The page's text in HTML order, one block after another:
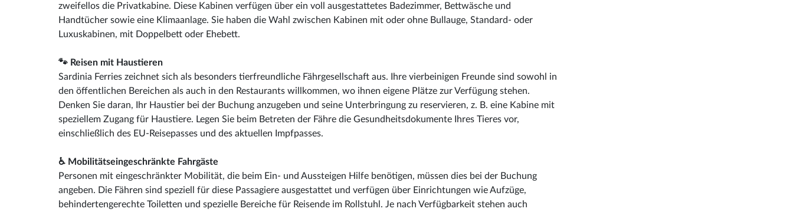
zweifellos die Privatkabine. Diese Kabinen verfügen über ein voll ausgestattetes Badezimmer, Bettwäsche und
Handtücher sowie eine Klimaanlage. Sie haben die Wahl zwischen Kabinen mit oder ohne Bullauge, Standard- oder
Luxuskabinen, mit Doppelbett oder Ehebett.
🐾 Reisen mit Haustieren
Sardinia Ferries zeichnet sich als besonders tierfreundliche Fährgesellschaft aus. Ihre vierbeinigen Freunde sind sowohl in
den öffentlichen Bereichen als auch in den Restaurants willkommen, wo ihnen eigene Plätze zur Verfügung stehen.
Denken Sie daran, Ihr Haustier bei der Buchung anzugeben und seine Unterbringung zu reservieren, z. B. eine Kabine mit
speziellem Zugang für Haustiere. Legen Sie beim Betreten der Fähre die Gesundheitsdokumente Ihres Tieres vor,
einschließlich des EU-Reisepasses und des aktuellen Impfpasses.
♿ Mobilitätseingeschränkte Fahrgäste
Personen mit eingeschränkter Mobilität, die beim Ein- und Aussteigen Hilfe benötigen, müssen dies bei der Buchung
angeben. Die Fähren sind speziell für diese Passagiere ausgestattet und verfügen über Einrichtungen wie Aufzüge,
behindertengerechte Toiletten und spezielle Bereiche für Reisende im Rollstuhl. Je nach Verfügbarkeit stehen auch